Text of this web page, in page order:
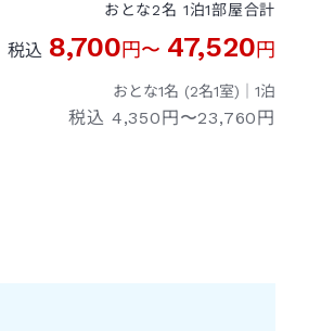
おとな2名 1泊1部屋合計
税込 8,700円〜 47,520円
おとな1名 (2名1室)｜ 1泊
税込 4,350円〜23,760円